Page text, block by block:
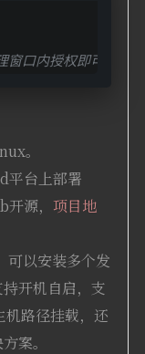
口内授权即可
。
台上部署
源， 项目地
以安装多个发
开机自启，支
路径挂载，还
案。